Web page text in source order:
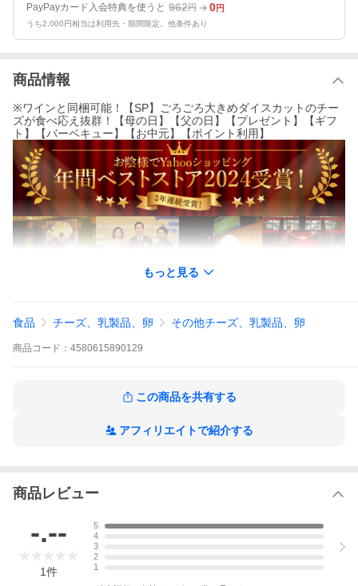
PayPayカード入会特典を使うと 962円 0円
うち2,000円相当は利用先・期間限定。他条件あり
商品情報
※ワインと同梱可能！【SP】ごろごろ大きめダイスカットのチー
ズが食べ応え抜群！【母の日】【父の日】【プレゼント】【ギフ
ト】【バーベキュー】【お中元】【ポイント利用】
視聴ページへ(外部サイト)
もっと見る
食品 チーズ、乳製品、卵 その他チーズ、乳製品、卵
商品 コード： 4580615890129
この商品を共有する
アフィリエイトで紹介する
商品レビュー
-.--
1件
5
4
3
2
1